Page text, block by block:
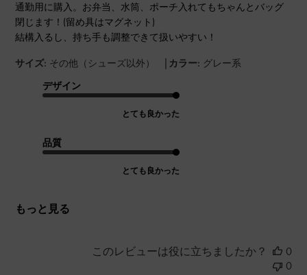
通勤用に購入。お弁当、水筒、ポーチ入れてもちゃんとバッグ
閉じます！(留め具はマグネット)
結構入るし、持ち手も調整できて扱いやすい！
サイズ: その他（シューズ以外） | カラー: グレー系
デザイン
とても良かった
品質
とても良かった
もっと見る
このレビューは役に立ちましたか？
0
0